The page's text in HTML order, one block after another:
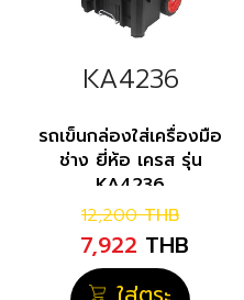
KA4236
รถเข็นกล่องใส่เครื่องมือ
ช่าง ยี่ห้อ เครส รุ่น
KA4236
12,200 THB
7,922 THB
ใส่ตระ